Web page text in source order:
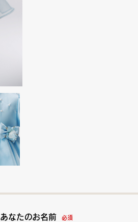
あなたのお名前 必須